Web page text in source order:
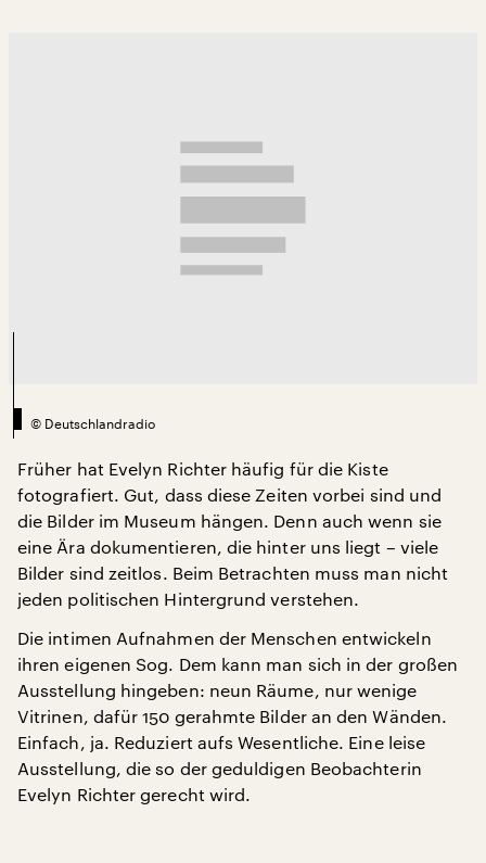
© Deutschlandradio
Früher hat Evelyn Richter häufig für die Kiste
fotografiert. Gut, dass diese Zeiten vorbei sind und
die Bilder im Museum hängen. Denn auch wenn sie
eine Ära dokumentieren, die hinter uns liegt – viele
Bilder sind zeitlos. Beim Betrachten muss man nicht
jeden politischen Hintergrund verstehen.
Die intimen Aufnahmen der Menschen entwickeln
ihren eigenen Sog. Dem kann man sich in der großen
Ausstellung hingeben: neun Räume, nur wenige
Vitrinen, dafür 150 gerahmte Bilder an den Wänden.
Einfach, ja. Reduziert aufs Wesentliche. Eine leise
Ausstellung, die so der geduldigen Beobachterin
Evelyn Richter gerecht wird.